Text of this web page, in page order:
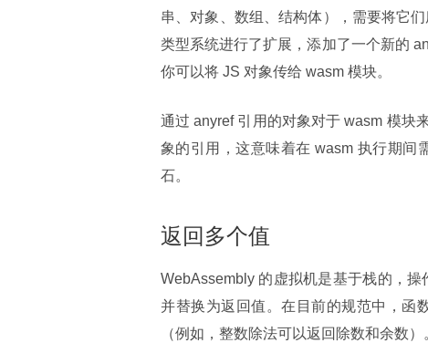
串、对象、数组、结构体），需要将它
类型系统进行了扩展，添加了一个新的
你可以将 JS 对象传给 wasm 模块。
通过 anyref 引用的对象对于 wasm 模块
象的引用，这意味着在 wasm 执行期间
石。
返回多个值
WebAssembly 的虚拟机是基于栈的，
并替换为返回值。在目前的规范中，函
（例如，整数除法可以返回除数和余数）